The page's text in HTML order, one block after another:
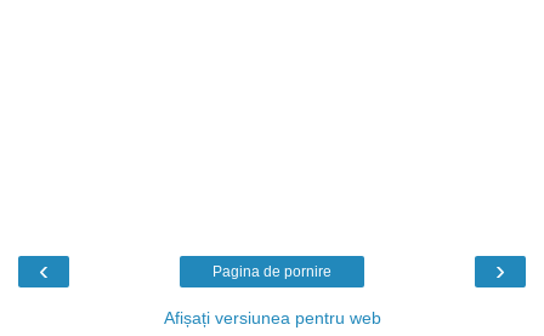
‹ ›
Pagina de pornire
Afișați versiunea pentru web